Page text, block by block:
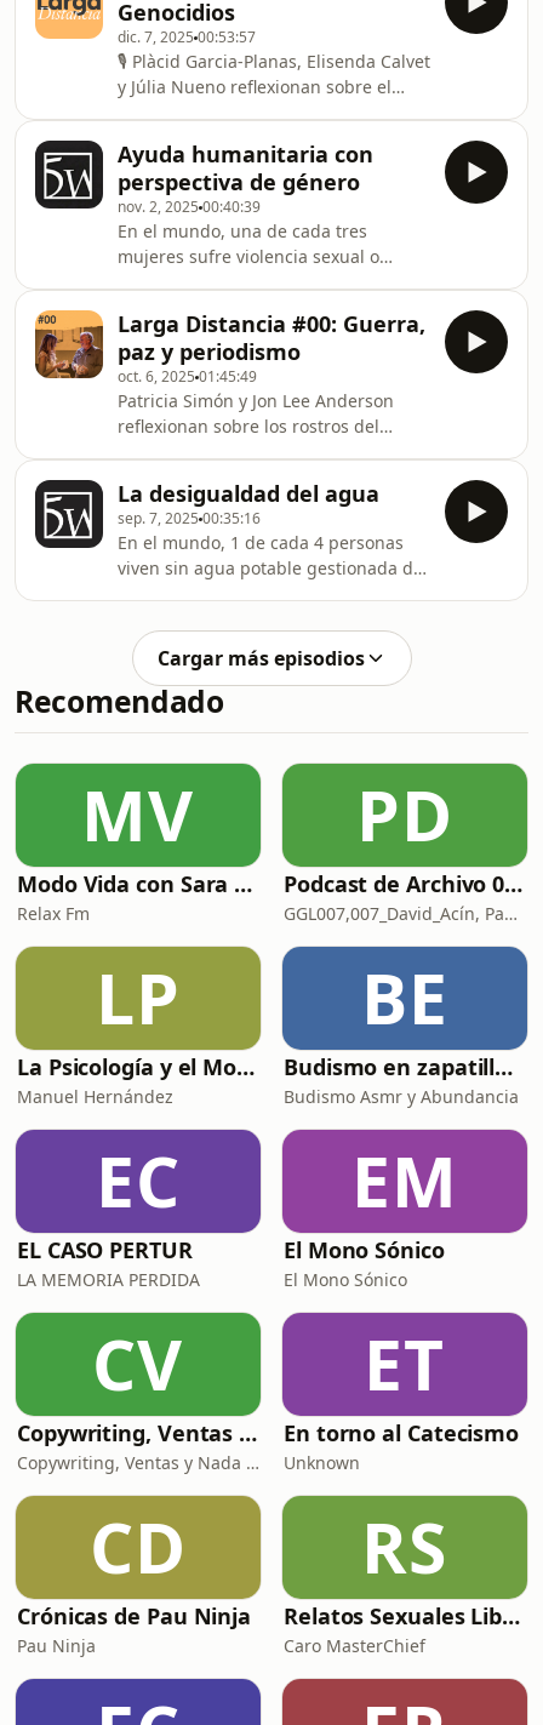
episodio? 👇 Te leemos en comentarios
Genocidios
dic. 7, 2025 00:53:57
🎙️ Plàcid Garcia-Planas, Elisenda Calvet
y Júlia Nueno reflexionan sobre el
cómo se investigan.¿Qué te ha
parecido este episodio? 👇 Te leemos
en comentarios:
Ayuda humanitaria con
perspectiva de género
nov. 2, 2025 00:40:39
En el mundo, una de cada tres
mujeres sufre violencia sexual o
entorno cercano. En algunas zonas
del mundo esa estadística es aún
mayor, como en América Latina,
donde el 80% de las mujeres son
víctimas de una violencia que
Naciones Unidas calificó como una
&quot;pandemia en la
sombra&quot;. En el podcast de hoy
ponemos el foco en
Larga Distancia #00: Guerra,
paz y periodismo
oct. 6, 2025 01:45:49
Patricia Simón y Jon Lee Anderson
reflexionan sobre los rostros del
construir sociedades más
democráticas.
La desigualdad del agua
sep. 7, 2025 00:35:16
En el mundo, 1 de cada 4 personas
viven sin agua potable gestionada de
del agua. 2.000 millones de personas
no tienen acceso a servicios básicos
de higiene. Son datos de la última
publicación de ONU-AGUA, el
Naciones Unidas en temas de agua y
saneamiento. Las cifras son
alarmantes y, a menudo, est
Cargar más episodios
Recomendado
MV
Modo Vida con Sara Manzaneque
Relax Fm
PD
Podcast de Archivo 007
GGL007,007_David_Acín, Pablo_Ortega, 58, AlbertoBond y Claalc
LP
La Psicología y el Modelo Parcuve®
Manuel Hernández
BE
Budismo en zapatillas, El budismo sin sermones
Budismo Asmr y Abundancia
EC
EL CASO PERTUR
LA MEMORIA PERDIDA
EM
El Mono Sónico
El Mono Sónico
CV
Copywriting, Ventas y Nada que perder
Copywriting, Ventas y Nada que Perder
ET
En torno al Catecismo
Unknown
CD
Crónicas de Pau Ninja
Pau Ninja
RS
Relatos Sexuales Liberales
Caro MasterChief